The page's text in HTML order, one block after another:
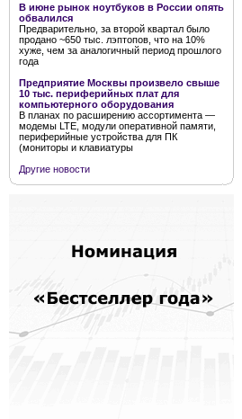
В июне рынок ноутбуков в России опять
обвалился
Предварительно, за второй квартал было
продано ~650 тыс. лэптопов, что на 10%
хуже, чем за аналогичный период прошлого
года
Предприятие Москвы произвело свыше
10 тыс. периферийных плат для
компьютерного оборудования
В планах по расширению ассортимента —
модемы LTE, модули оперативной памяти,
периферийные устройства для ПК
(мониторы и клавиатуры
Другие новости